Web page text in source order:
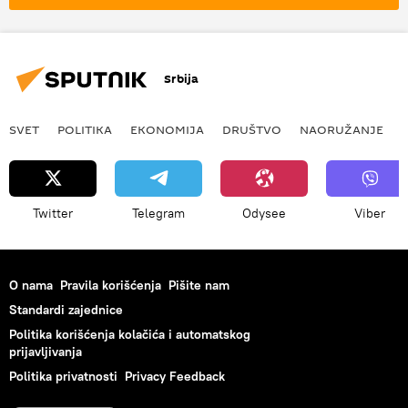
Trgovina
razmena
valuta
turska lira
devize
Srbija
SVET POLITIKA EKONOMIJA DRUŠTVO NAORUŽANJE
Twitter Telegram Odysee Viber
O nama Pravila korišćenja Pišite nam
Standardi zajednice
Politika korišćenja kolačića i automatskog
prijavljivanja
Politika privatnosti Privacy Feedback